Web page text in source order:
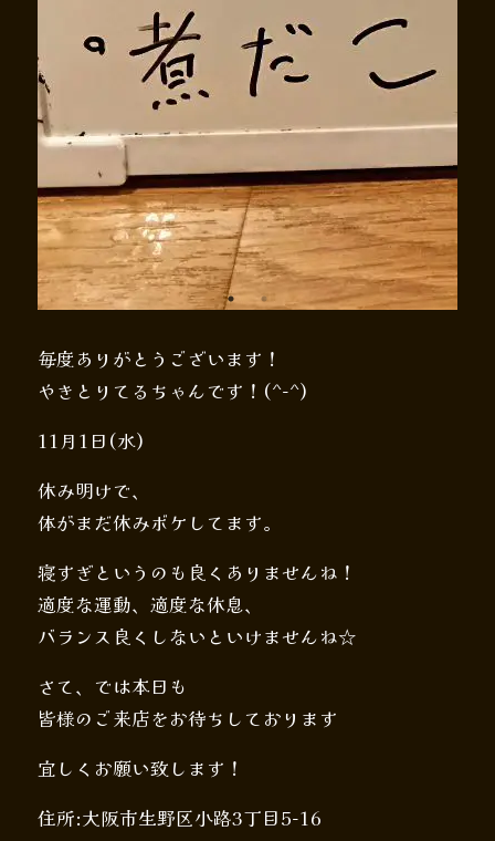
毎度ありがとうございます！
やきとりてるちゃんです！(^-^)
11月1日(水)
休み明けで、
体がまだ休みボケしてます。
寝すぎというのも良くありませんね！
適度な運動、適度な休息、
バランス良くしないといけませんね☆
さて、では本日も
皆様のご来店をお待ちしております
宜しくお願い致します！
住所:大阪市生野区小路3丁目5-16